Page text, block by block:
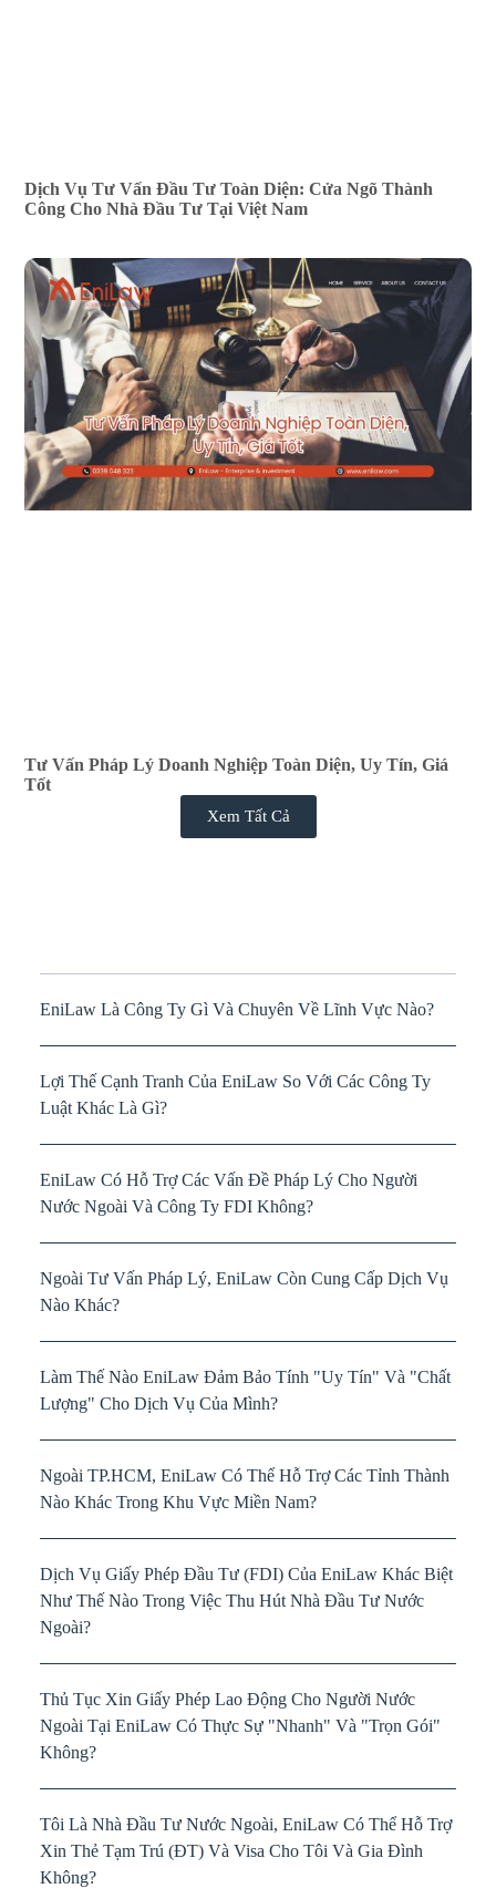
Dịch Vụ Tư Vấn Đầu Tư Toàn Diện: Cửa Ngõ Thành
Công Cho Nhà Đầu Tư Tại Việt Nam
Tư Vấn Pháp Lý Doanh Nghiệp Toàn Diện, Uy Tín, Giá
Tốt
Xem Tất Cả
EniLaw Là Công Ty Gì Và Chuyên Về Lĩnh Vực Nào?
Lợi Thế Cạnh Tranh Của EniLaw So Với Các Công Ty
Luật Khác Là Gì?
EniLaw Có Hỗ Trợ Các Vấn Đề Pháp Lý Cho Người
Nước Ngoài Và Công Ty FDI Không?
Ngoài Tư Vấn Pháp Lý, EniLaw Còn Cung Cấp Dịch Vụ
Nào Khác?
Làm Thế Nào EniLaw Đảm Bảo Tính "Uy Tín" Và "Chất
Lượng" Cho Dịch Vụ Của Mình?
Ngoài TP.HCM, EniLaw Có Thể Hỗ Trợ Các Tỉnh Thành
Nào Khác Trong Khu Vực Miền Nam?
Dịch Vụ Giấy Phép Đầu Tư (FDI) Của EniLaw Khác Biệt
Như Thế Nào Trong Việc Thu Hút Nhà Đầu Tư Nước
Ngoài?
Thủ Tục Xin Giấy Phép Lao Động Cho Người Nước
Ngoài Tại EniLaw Có Thực Sự "Nhanh" Và "Trọn Gói"
Không?
Tôi Là Nhà Đầu Tư Nước Ngoài, EniLaw Có Thể Hỗ Trợ
Xin Thẻ Tạm Trú (ĐT) Và Visa Cho Tôi Và Gia Đình
Không?